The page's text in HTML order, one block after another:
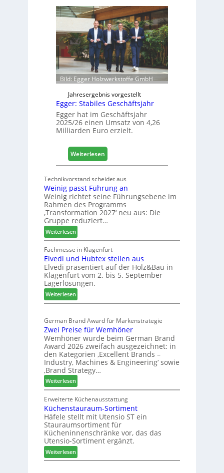
i
e
r
t
s
c
h
f
e
l
e
e
r
ö
f
f
n
e
t
L
o
s
i
k
b
e
r
c
Bild: Egger Holzwerkstoffe GmbH
Jahresergebnis vorgestellt
Egger: Stabiles Geschäftsjahr
Egger hat im Geschäftsjahr
2025/26 einen Umsatz von 4,26
Milliarden Euro erzielt.
Weiterlesen:
E
g
e
r
:
a
b
i
l
e
e
c
h
ä
f
t
a
h
r
Technikvorstand scheidet aus
Weinig passt Führung an
Weinig richtet seine Führungsebene im
Rahmen des Programms
‚Transformation 2027‘ neu aus: Die
Gruppe reduziert…
Weiterlesen:
W
e
i
n
i
g
p
a
s
t
F
ü
h
r
u
n
g
a
n
Fachmesse in Klagenfurt
Elvedi und Hubtex stellen aus
Elvedi präsentiert auf der Holz&Bau in
Klagenfurt vom 2. bis 5. September
Lagerlösungen.
Weiterlesen:
E
v
e
d
i
u
n
d
H
u
b
t
e
x
s
t
e
German Brand Award für Markenstrategie
Zwei Preise für Wemhöner
Wemhöner wurde beim German Brand
Award 2026 zweifach ausgezeichnet: in
den Kategorien ‚Excellent Brands –
Industry, Machines & Engineering‘ sowie
‚Brand Strategy…
Weiterlesen:
Z
w
e
i
P
r
e
i
s
Erweiterte Küchenausstattung
Küchenstauraum-Sortiment
Häfele stellt mit Utensio ST ein
Stauraumsortiment für
Kücheninnenschränke vor, das das
Utensio-Sortiment ergänzt.
Weiterlesen:
K